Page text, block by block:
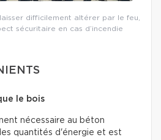
difficilement altérer par le feu,
sécuritaire en cas d’incendie
le bois
nécessaire au béton
quantités d'énergie et est